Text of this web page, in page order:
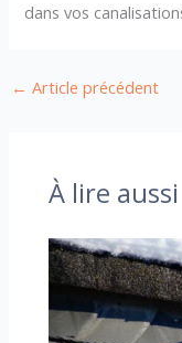
dans vos
← Article précédent
À lire aussi